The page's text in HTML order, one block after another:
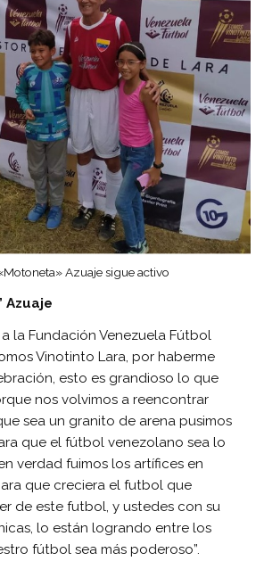
Azuaje sigue activo
Azuaje
a la Fundación Venezuela Fútbol
Vinotinto Lara, por haberme
esto es grandioso lo que
nos volvimos a reencontrar
sea un granito de arena pusimos
que el fútbol venezolano sea lo
verdad fuimos los artífices en
que creciera el futbol que
de este futbol, y ustedes con su
lo están logrando entre los
fútbol sea más poderoso”.